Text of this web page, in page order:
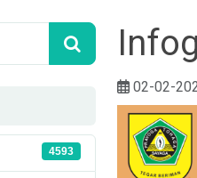
4593
02-02-